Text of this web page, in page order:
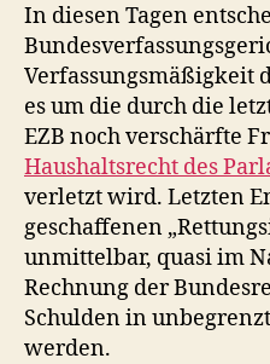
In diesen Tagen
Verfassungsmäßigkeit
es um die durch die
EZB noch verschärfte
Haushaltsrecht des
verletzt wird. Letzten
geschaffenen
unmittelbar, quasi im
Rechnung der
Schulden in
werden.